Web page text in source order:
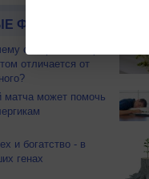
ФАКТЫ О ЗДОРОВЬЕ
северный загар
отличается от
матча может помочь
и богатство - в
генах